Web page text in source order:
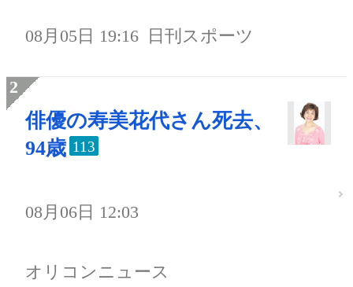
08月05日 19:16 日刊スポーツ
俳優の寿美花代さん死去、
94歳 113
08月06日 12:03
オリコンニュース